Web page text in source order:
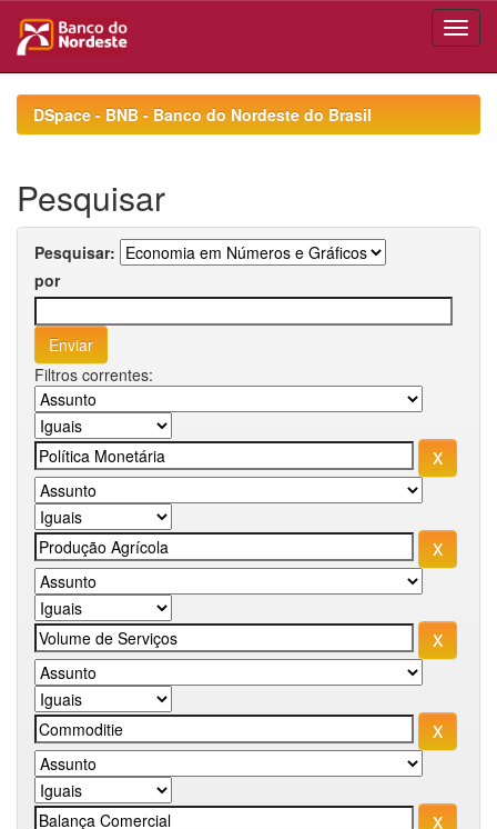
navigationDSpace - BNB - Banco do Nordeste do Brasil
Pesquisar
Pesquisar:
por
Filtros correntes: